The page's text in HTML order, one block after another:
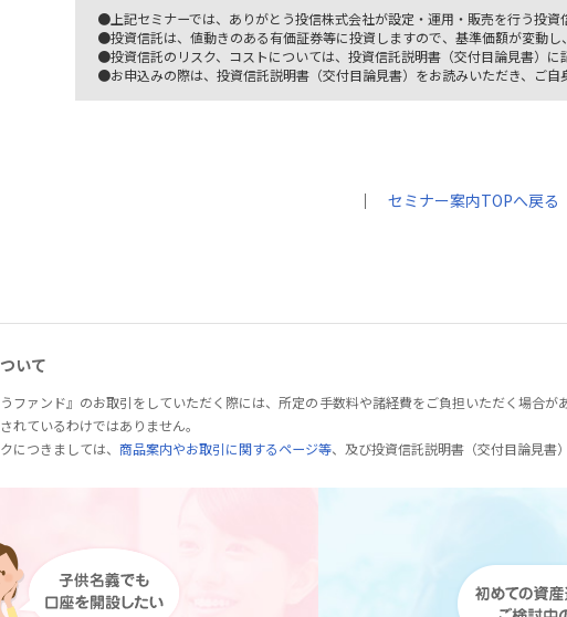
●上記セミナーでは、ありがとう投信株式会社が設定・運用・販売を行う投資
●投資信託は、値動きのある有価証券等に投資しますので、基準価額が変動し
●投資信託のリスク、コストについては、投資信託説明書（交付目論見書）に
●お申込みの際は、投資信託説明書（交付目論見書）をお読みいただき、ご自
｜ セミナー案内TOPへ戻る
いて
ファンド』のお取引をしていただく際には、所定の手数料や諸経費をご負担いただく場合
れているわけではありません。
につきましては、 商品案内やお取引に関するページ等、及び投資信託説明書（交付目論見書